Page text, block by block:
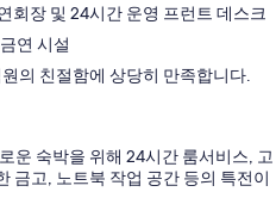
회장 및 24시간 운영 프런트 데스크
연 시설
의 친절함에 상당히 만족합니다.
운 숙박을 위해 24시간 룸서비스, 고
금고, 노트북 작업 공간 등의 특전이